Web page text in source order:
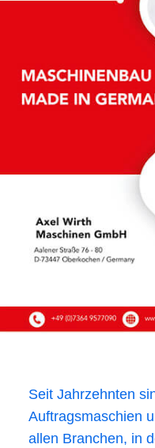
Seit Jahrzehnten
Auftragsmaschien
allen Branchen, in